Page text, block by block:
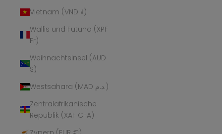
Vietnam (VND ₫)
Wallis und Futuna (XPF
Fr)
Weihnachtsinsel (AUD
$)
Westsahara (MAD د.م.)
Zentralafrikanische
Republik (XAF CFA)